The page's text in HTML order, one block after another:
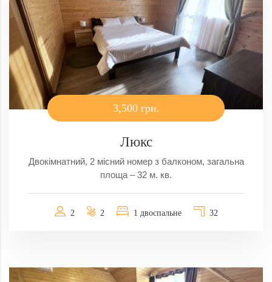
3,500 грн.
Люкс
Двокімнатний, 2 місний номер з балконом, загальна
площа – 32 м. кв.
2 2 1 двоспальне 32